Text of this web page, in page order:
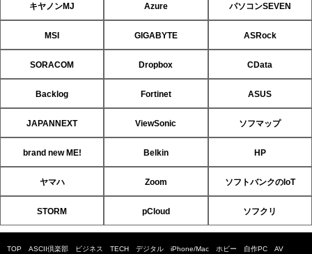
キヤノンMJ Azure パソコンSEVEN
MSI GIGABYTE ASRock
SORACOM Dropbox CData
Backlog Fortinet ASUS
JAPANNEXT ViewSonic ソフマップ
brand new ME! Belkin HP
ヤマハ Zoom ソフトバンクのIoT
STORM pCloud ソフクリ
TOP ASCII倶楽部 ビジネス TECH デジタル iPhone/Mac ホビー 自作PC AV